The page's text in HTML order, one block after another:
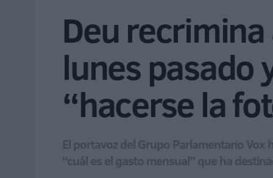
Deu
lunes pasado
“hacerse la
El portavoz del Grupo Parlamentario
“cuál es el gasto mensual” que ha